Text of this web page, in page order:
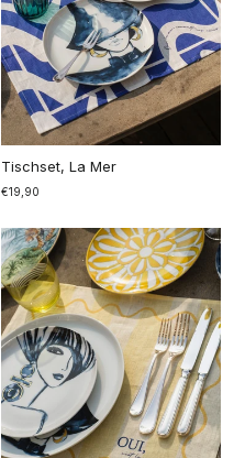
Tischset, La Mer
€19,90